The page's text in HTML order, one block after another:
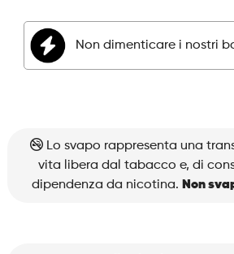
Grape
quantità
Non dimenticare i nostri
Lo svapo rappresenta una
vita libera dal tabacco e, di
dipendenza da nicotina. Non